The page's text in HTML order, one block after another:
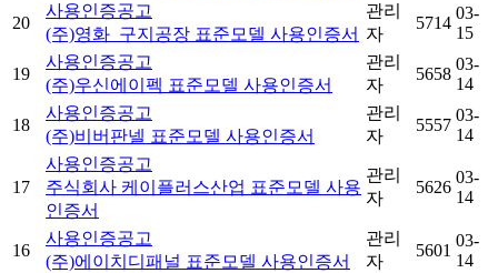
20
사용인증공고
(주)영화_구지공장 표준모델 사용인증서
관리
자
5714
03-
15
19
사용인증공고
(주)우신에이펙 표준모델 사용인증서
관리
자
5658
03-
14
18
사용인증공고
(주)비버판넬 표준모델 사용인증서
관리
자
5557
03-
14
17
사용인증공고
주식회사 케이플러스산업 표준모델 사용
인증서
관리
자
5626
03-
14
16
사용인증공고
(주)에이치디패널 표준모델 사용인증서
관리
자
5601
03-
14